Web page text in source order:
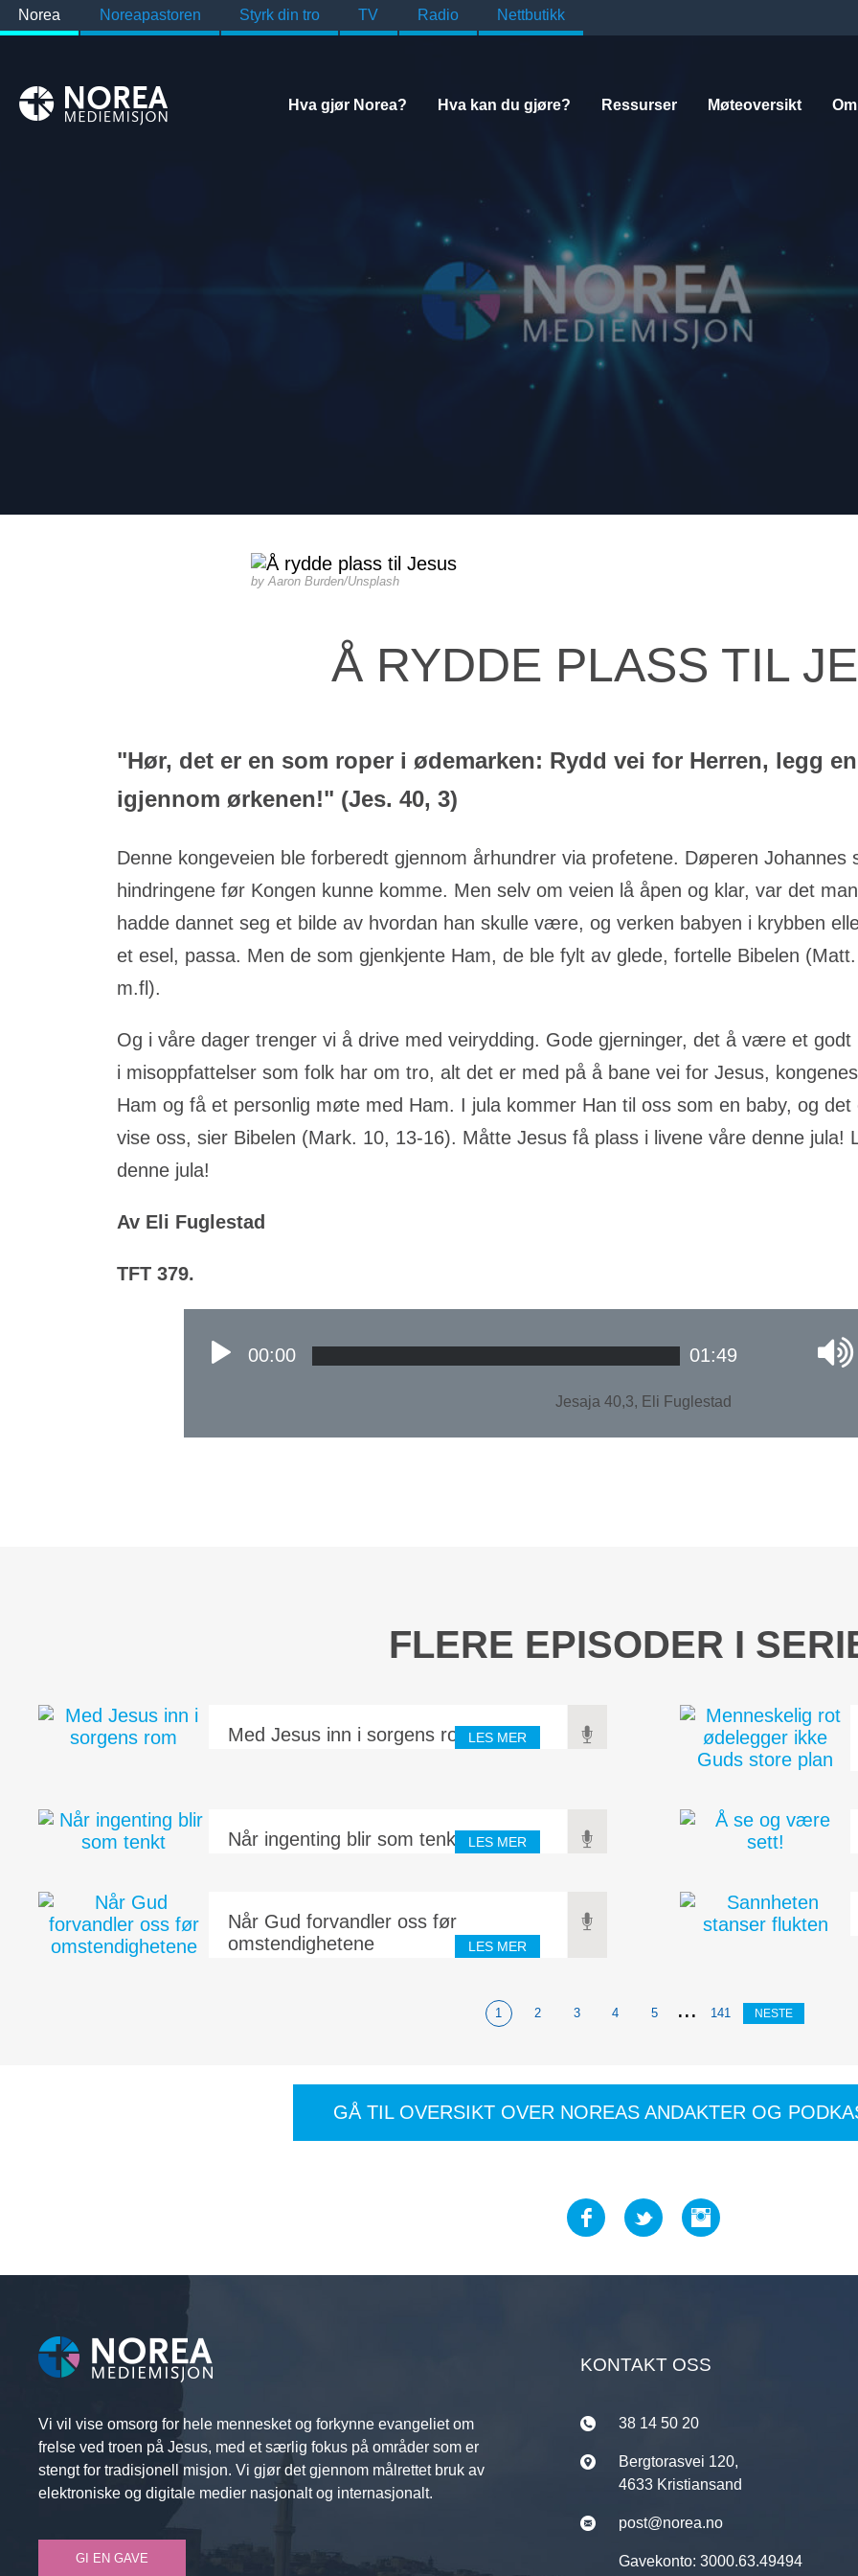
Norea Noreapastoren Styrk din tro TV Radio Nettbutikk
Hva gjør Norea? Hva kan du gjøre? Ressurser Møteoversikt
Aaron Burden/Unsplash
Å RYDDE PLASS TIL
"Hør, det er en som roper i ødemarken: Rydd vei for Herren, legg
igjennom ørkenen!" (Jes. 40, 3)
Denne kongeveien ble forberedt gjennom århundrer via profetene. Døperen
hindringene før Kongen kunne komme. Men selv om veien lå åpen og klar, var det
hadde dannet seg et bilde av hvordan han skulle være, og verken babyen i krybben
et esel, passa. Men de som gjenkjente Ham, de ble fylt av glede, fortelle Bibelen
m.fl).
Og i våre dager trenger vi å drive med veirydding. Gode gjerninger, det å være et
i misoppfattelser som folk har om tro, alt det er med på å bane vei for Jesus,
Ham og få et personlig møte med Ham. I jula kommer Han til oss som en baby, og
vise oss, sier Bibelen (Mark. 10, 13-16). Måtte Jesus få plass i livene våre denne jula!
denne jula!
Av Eli Fuglestad
TFT 379.
00:00 01:49
Jesaja 40,3, Eli Fuglestad
FLERE EPISODER I
Med Jesus inn i sorgens romLES MER
Når ingenting blir som tenkt LES MER
Når Gud forvandler oss før
omstendighetene
LES MER
1 2 3 4 5 ... 141 NESTE
GÅ TIL OVERSIKT OVER NOREAS ANDAKTER OG
Vi vil vise omsorg for hele mennesket og forkynne evangeliet om
frelse ved troen på Jesus, med et særlig fokus på områder som er
stengt for tradisjonell misjon. Vi gjør det gjennom målrettet bruk av
elektroniske og digitale medier nasjonalt og internasjonalt.
GI EN GAVE
KONTAKT OSS
38 14 50 20
Bergtorasvei 120,
4633 Kristiansand
post@norea.no
Gavekonto: 3000.63.49494